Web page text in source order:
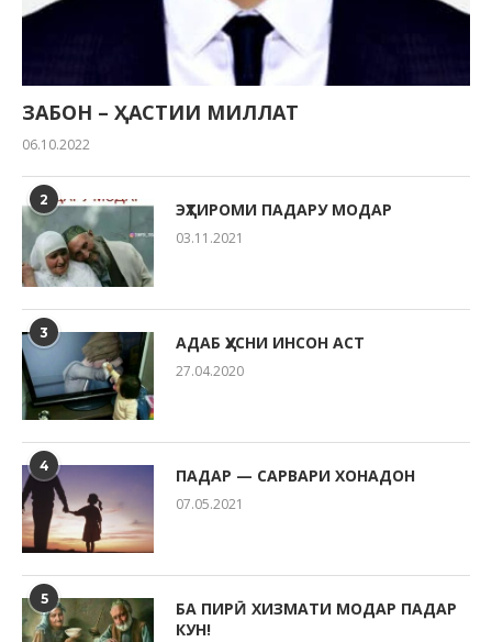
ЗАБОН – ҲАСТИИ МИЛЛАТ
06.10.2022
2 ЭҲТИРОМИ ПАДАРУ МОДАР
03.11.2021
3 АДАБ ҲУСНИ ИНСОН АСТ
27.04.2020
4 ПАДАР — САРВАРИ ХОНАДОН
07.05.2021
5
БА ПИРӢ ХИЗМАТИ МОДАР ПАДАР
КУН!